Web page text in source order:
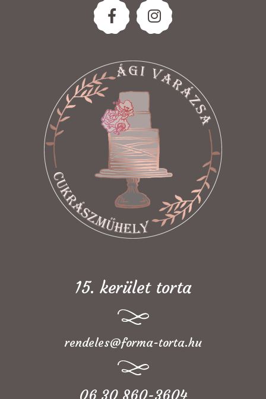
15. kerület torta
rendeles@forma-torta.hu